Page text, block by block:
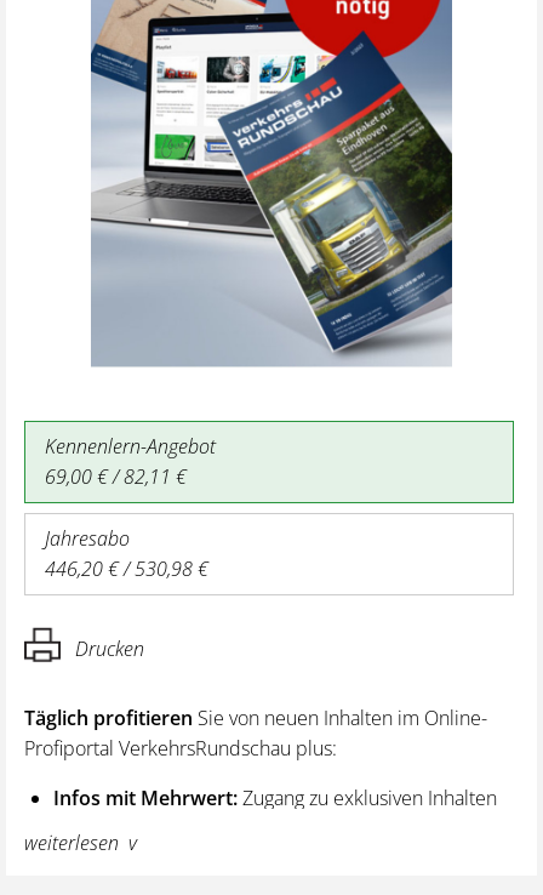
Kennenlern-Angebot
69,00 € / 82,11 €
Jahresabo
446,20 € / 530,98 €
Drucken
Täglich profitieren Sie von neuen Inhalten im Online-
Profiportal VerkehrsRundschau plus:
Infos mit Mehrwert:Zugang zu exklusiven Inhalten
und Hintergrundwissen – von aktuellen Regelungen
wie z. B. bei den Lenk- und Ruhezeiten,
weiterlesen